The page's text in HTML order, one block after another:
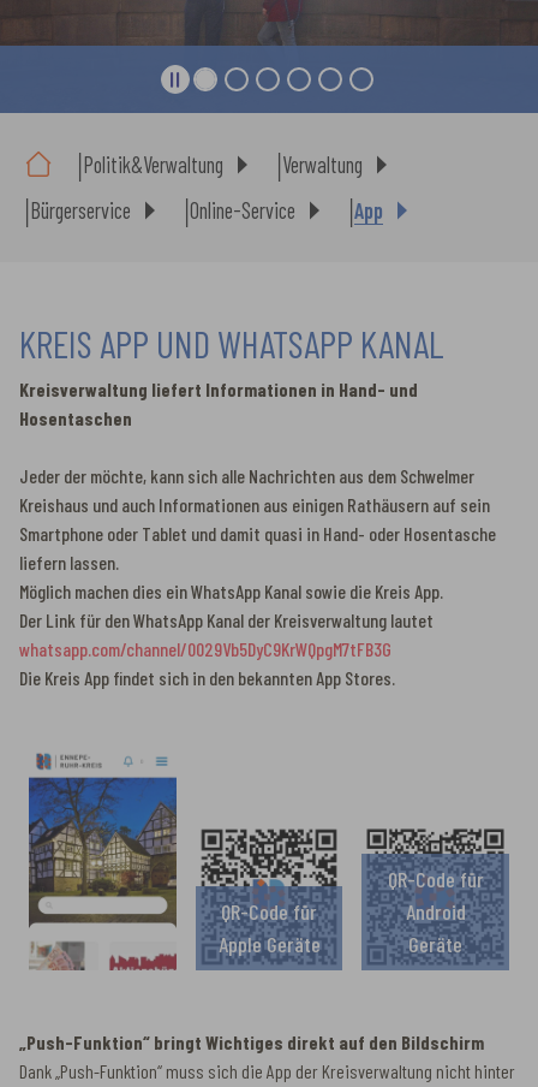
Politik&Verwaltung
Verwaltung
Bürgerservice
Online-Service App
KREIS APP UND WHATSAPP KANAL
Kreisverwaltung liefert Informationen in Hand- und
Hosentaschen
Jeder der möchte, kann sich alle Nachrichten aus dem Schwelmer
Kreishaus und auch Informationen aus einigen Rathäusern auf sein
Smartphone oder Tablet und damit quasi in Hand- oder Hosentasche
liefern lassen.
Möglich machen dies ein WhatsApp Kanal sowie die Kreis App.
Der Link für den WhatsApp Kanal der Kreisverwaltung lautet
whatsapp.com/channel/0029Vb5DyC9KrWQpgM7tFB3G
Die Kreis App findet sich in den bekannten App Stores.
QR-Code für
Apple Geräte
QR-Code für
Android
Geräte
„Push-Funktion“ bringt Wichtiges direkt auf den Bildschirm
Dank „Push-Funktion“ muss sich die App der Kreisverwaltung nicht hinter